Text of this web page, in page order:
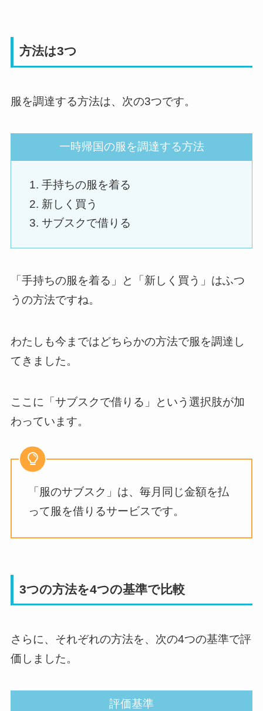
方法は3つ
服を調達する方法は、次の3つです。
一時帰国の服を調達する方法
手持ちの服を着る
新しく買う
サブスクで借りる
「手持ちの服を着る」と「新しく買う」はふつ
うの方法ですね。
わたしも今まではどちらかの方法で服を調達し
てきました。
ここに「サブスクで借りる」という選択肢が加
わっています。
「服のサブスク」は、毎月同じ金額を払
って服を借りるサービスです。
3つの方法を4つの基準で比較
さらに、それぞれの方法を、次の4つの基準で評
価しました。
評価基準